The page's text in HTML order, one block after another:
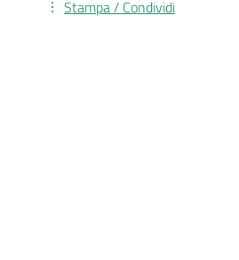
Stampa / Condividi